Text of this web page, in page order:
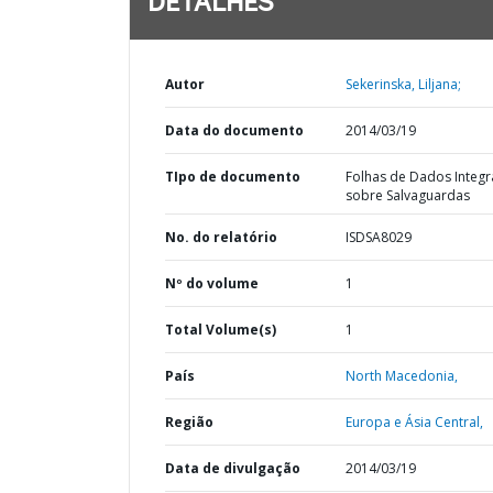
Autor Sekerinska, Liljana;
Data do documento 2014/03/19
TIpo de documento
Folhas de Dados
sobre Salvaguardas
No. do relatório ISDSA8029
Nº do volume 1
Total Volume(s) 1
País North Macedonia,
Região Europa e Ásia Central,
Data de divulgação 2014/03/19